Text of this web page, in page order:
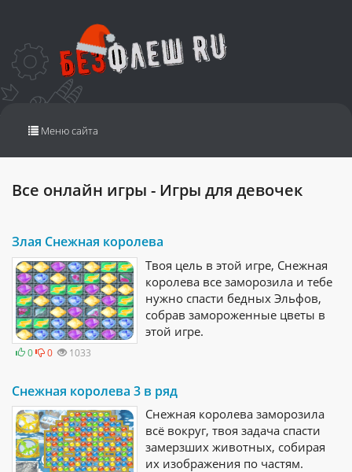
Переключить
Меню сайта
Все онлайн игры - Игры для девочек
Злая Снежная королева
0 0 1033
Твоя цель в этой игре, Снежная
королева все заморозила и тебе
нужно спасти бедных Эльфов,
собрав замороженные цветы в
этой игре.
Снежная королева 3 в ряд
Снежная королева заморозила
всё вокруг, твоя задача спасти
замерзших животных, собирая
их изображения по частям.